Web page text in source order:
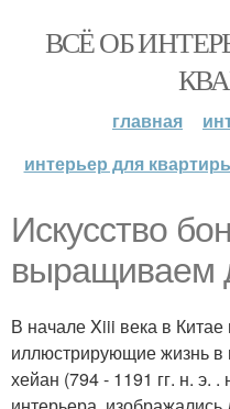
ВСЁ ОБ
главная
интерьер для
Искусство
выращиваем
В начале Xiii века в Китае
иллюстрирующие жизнь в
хейан (794 - 1191 гг. н. э.